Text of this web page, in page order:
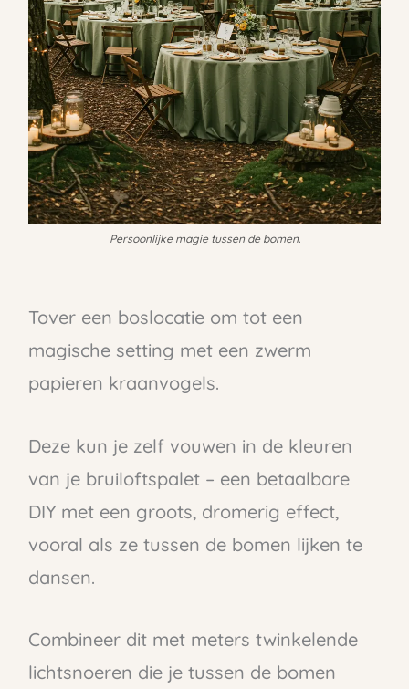
Persoonlijke magie tussen de bomen.
Tover een boslocatie om tot een
magische setting met een zwerm
papieren kraanvogels.
Deze kun je zelf vouwen in de kleuren
van je bruiloftspalet – een betaalbare
DIY met een groots, dromerig effect,
vooral als ze tussen de bomen lijken te
dansen.
Combineer dit met meters twinkelende
lichtsnoeren die je tussen de bomen